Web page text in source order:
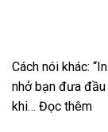
Cách nói khác:
nhở bạn đưa
khi… Đọc thêm